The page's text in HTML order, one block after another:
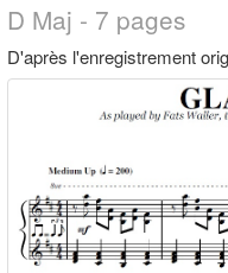
D Maj - 7 pages
D'après l'enregistrement